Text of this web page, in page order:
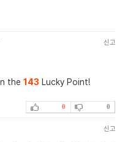
신고
the 143 Lucky Point!
0 0
신고